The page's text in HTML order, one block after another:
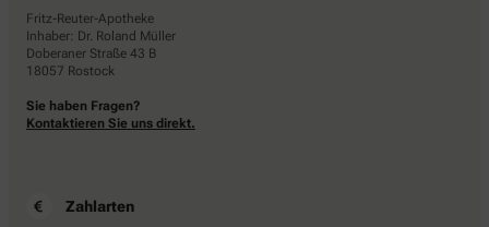
Fritz-Reuter-Apotheke
Inhaber: Dr. Roland Müller
Doberaner Straße 43 B
18057 Rostock
Sie haben Fragen?
Kontaktieren Sie uns direkt.
Zahlarten